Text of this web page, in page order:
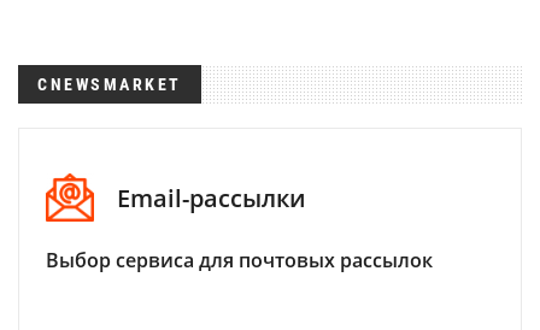
CNEWSMARKET
Email-рассылки
Выбор сервиса для почтовых рассылок